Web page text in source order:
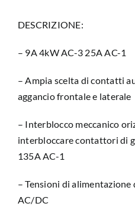
DESCRIZIONE:
– 9A 4kW AC-3 25A AC-1
– Ampia scelta di contatti
aggancio frontale e laterale
– Interblocco meccanico
interbloccare contattori di
135A AC-1
– Tensioni di alimentazione
AC/DC